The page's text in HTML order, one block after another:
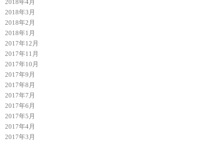
2018年4月
2018年3月
2018年2月
2018年1月
2017年12月
2017年11月
2017年10月
2017年9月
2017年8月
2017年7月
2017年6月
2017年5月
2017年4月
2017年3月